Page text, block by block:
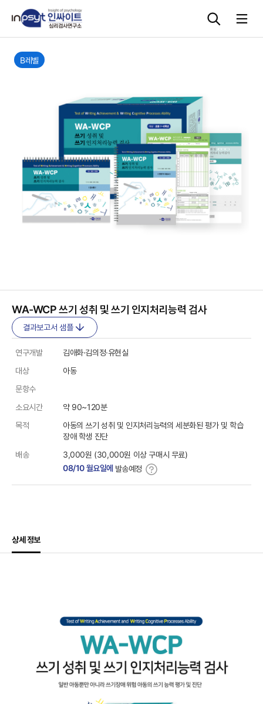
본문으로 바로가기
단체검사
B레벨
WA-WCP 쓰기 성취 및 쓰기 인지처리능력 검사
결과보고서 샘플
상품정보
연구개발
김애화·김의정·유현실
대상
아동
문항수
소요시간
약 90~120분
목적
아동의 쓰기 성취 및 인지처리능력의 세분화된 평가 및 학습
장애 학생 진단
배송
3,000원 (30,000원 이상 구매시 무료)
08/10 월요일에 발송예정
상세 정보